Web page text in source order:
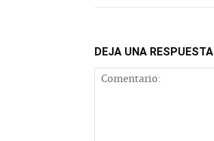
DEJA UNA RESPUESTA